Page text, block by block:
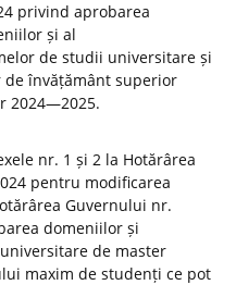
privind aprobarea
și al
de studii universitare și
învățământ superior
2024—2025.
nr. 1 și 2 la Hotărârea
pentru modificarea
Guvernului nr.
domeniilor și
de master
maxim de studenți ce pot